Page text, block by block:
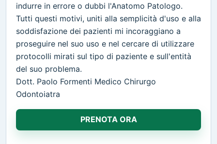
indurre in errore o dubbi l'Anatomo Patologo.
Tutti questi motivi, uniti alla semplicità d'uso e alla
soddisfazione dei pazienti mi incoraggiano a
proseguire nel suo uso e nel cercare di utilizzare
protocolli mirati sul tipo di paziente e sull'entità
del suo problema.
Dott. Paolo Formenti Medico Chirurgo
Odontoiatra
PRENOTA ORA